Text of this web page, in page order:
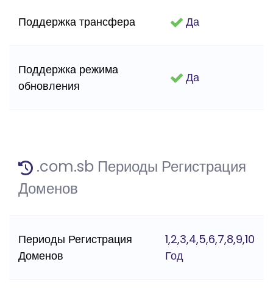
Поддержка трансфера Да
Поддержка режима
обновления
Да
.com.sb Периоды Регистрация
Доменов
Периоды Регистрация
Доменов
1,2,3,4,5,6,7,8,9,10
Год